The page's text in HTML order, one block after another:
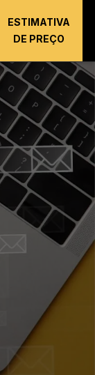
ESTIMATIVA
DE PREÇO